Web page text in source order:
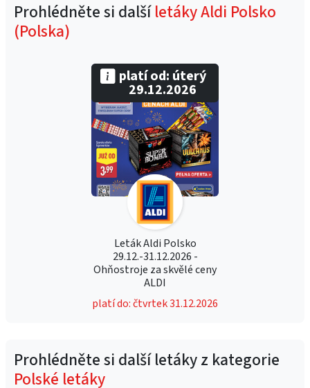
Prohlédněte si dalšíletáky Aldi Polsko
(Polska)
Leták Aldi Polsko
29.12.-31.12.2026 -
Ohňostroje za skvělé ceny
ALDI
platí do: čtvrtek 31.12.2026
platí od: úterý
29.12.2026
Prohlédněte si další letáky z kategorie
Polské letáky